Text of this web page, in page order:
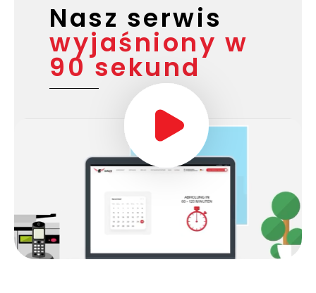
Nasz serwis
wyjaśniony w
90 sekund